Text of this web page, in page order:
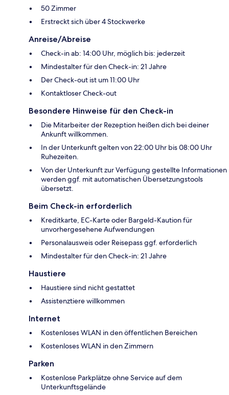
50 Zimmer
Erstreckt sich über 4 Stockwerke
Anreise/Abreise
Check-in ab: 14:00 Uhr, möglich bis: jederzeit
Mindestalter für den Check-in: 21 Jahre
Der Check-out ist um 11:00 Uhr
Kontaktloser Check-out
Besondere Hinweise für den Check-in
Die Mitarbeiter der Rezeption heißen dich bei deiner
Ankunft willkommen.
In der Unterkunft gelten von 22:00 Uhr bis 08:00 Uhr
Ruhezeiten.
Von der Unterkunft zur Verfügung gestellte Informationen
werden ggf. mit automatischen Übersetzungstools
übersetzt.
Beim Check-in erforderlich
Kreditkarte, EC-Karte oder Bargeld-Kaution für
unvorhergesehene Aufwendungen
Personalausweis oder Reisepass ggf. erforderlich
Mindestalter für den Check-in: 21 Jahre
Haustiere
Haustiere sind nicht gestattet
Assistenztiere willkommen
Internet
Kostenloses WLAN in den öffentlichen Bereichen
Kostenloses WLAN in den Zimmern
Parken
Kostenlose Parkplätze ohne Service auf dem
Unterkunftsgelände